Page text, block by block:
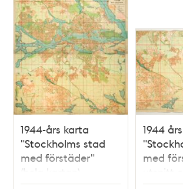
1944-års karta
"Stockholms stad
med förstäder"
(hela kartan)
1944
med
utsnitt c